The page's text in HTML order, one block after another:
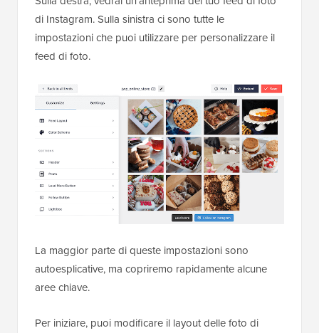
di Instagram. Sulla sinistra ci sono tutte le
impostazioni che puoi utilizzare per personalizzare il
feed di foto.
La maggior parte di queste impostazioni sono
autoesplicative, ma copriremo rapidamente alcune
aree chiave.
Per iniziare, puoi modificare il layout delle foto di